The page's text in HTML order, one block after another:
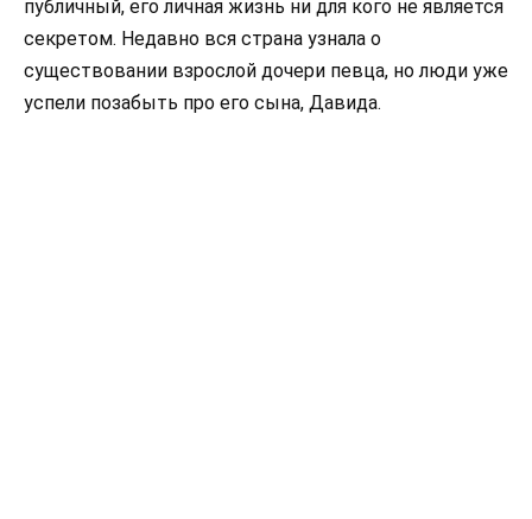
публичный, его личная жизнь ни для кого не является
секретом. Недавно вся страна узнала о
существовании взрослой дочери певца, но люди уже
успели позабыть про его сына, Давида.